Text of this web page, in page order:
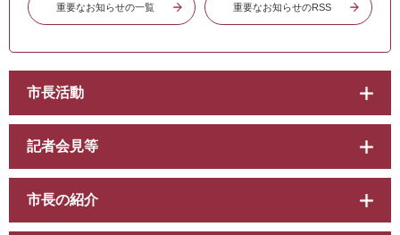
重要なお知らせの一覧 重要なお知らせのRSS
市長活動
記者会見等
市長の紹介